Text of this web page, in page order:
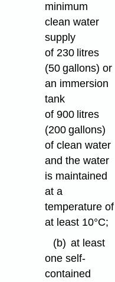
minimum
clean water
supply
of 230 litres
(50 gallons) or
an immersion
tank
of 900 litres
(200 gallons)
of clean water
and the water
is maintained
at a
temperature of
at least 10°C;
(b) at least
one self-
contained